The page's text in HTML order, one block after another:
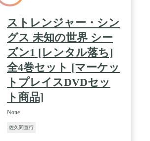
ストレンジャー・シン
グス 未知の世界 シー
ズン1 [レンタル落ち]
全4巻セット [マーケッ
トプレイスDVDセッ
ト商品]
None
佐久間宣行